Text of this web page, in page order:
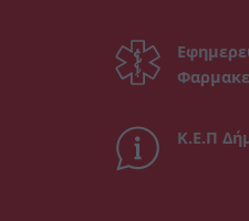
Κ.Ε.Π